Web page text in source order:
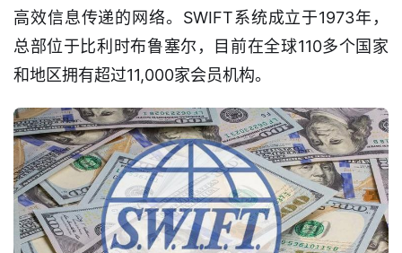
高效信息传递的网络。SWIFT系统成立于1973年，
总部位于比利时布鲁塞尔，目前在全球110多个国家
和地区拥有超过11,000家会员机构。